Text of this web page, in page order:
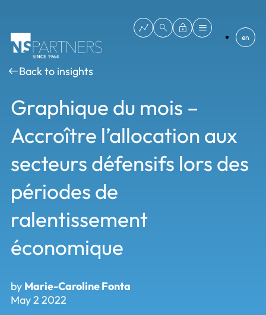
en
Back to insights
Graphique du mois –
Accroître l’allocation aux
secteurs défensifs lors des
périodes de
ralentissement
économique
by Marie-Caroline Fonta
May 2 2022